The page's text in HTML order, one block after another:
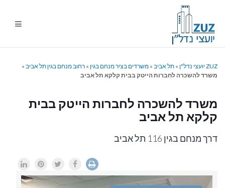
ZUZ יועצי נדל"ן » תל אביב » משרדים בציר מנחם בגין » רחוב מנחם בגין תל אביב »
משרד להשכרה לחברות הייטק בבית קלקא תל אביב
משרד להשכרה לחברות הייטק בבית
קלקא תל אביב
דרך מנחם בגין 116 תל אביב